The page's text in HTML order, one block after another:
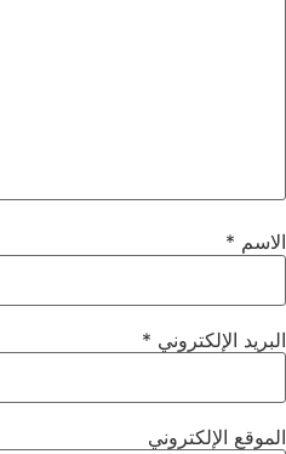
الاسم *
البريد الإلكتروني *
الموقع الإلكتروني